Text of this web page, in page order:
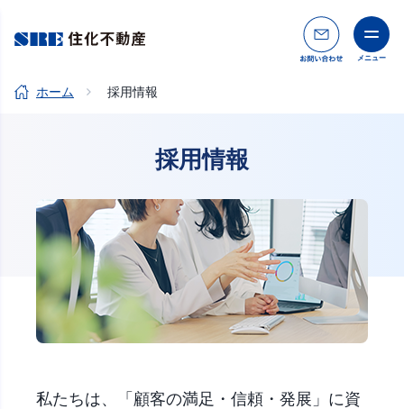
お問い
メニュー
ホーム 採用情報
採用情報
私たちは、「顧客の満足・信頼・発展」に資